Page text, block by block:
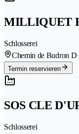
MILLIQUET
Schlosserei
Chemin de Budron D
Termin reservieren
SOS CLE
Schlosserei